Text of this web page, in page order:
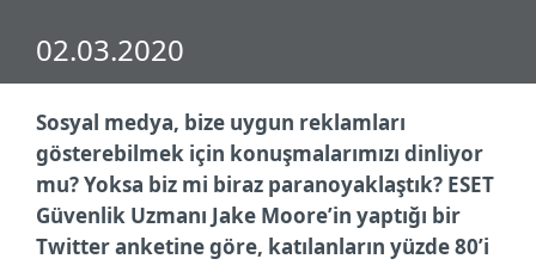
02.03.2020
Sosyal medya, bize uygun reklamları
gösterebilmek için konuşmalarımızı dinliyor
mu? Yoksa biz mi biraz paranoyaklaştık? ESET
Güvenlik Uzmanı Jake Moore’in yaptığı bir
Twitter anketine göre, katılanların yüzde 80’i